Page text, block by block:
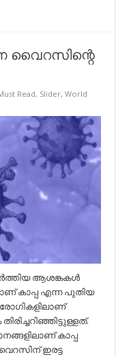
വൈറസിന്റെ
Read, Slider,World
ആശങ്കകള്‍
കാപ്പ എന്ന പുതിയ
രോഗികളിലാണ്
കാപ്പ
ഇരട്ട